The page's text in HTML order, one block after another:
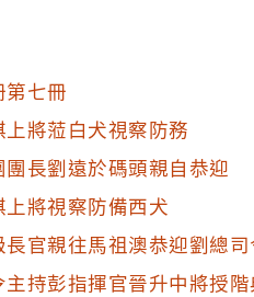
國95年則因應國防部組織
於陸軍司令部。
軍一級上將，曾參與抗日
馬祖村，位於南竿島西側
泊港外，已是重要漁港商
聚落逐漸沒落，馬祖港北
第七冊
將蒞白犬視察防務
團長劉遠於碼頭親自恭迎
將視察防備西犬
長官親往馬祖澳恭迎劉總司
持彭指揮官晉升中將授